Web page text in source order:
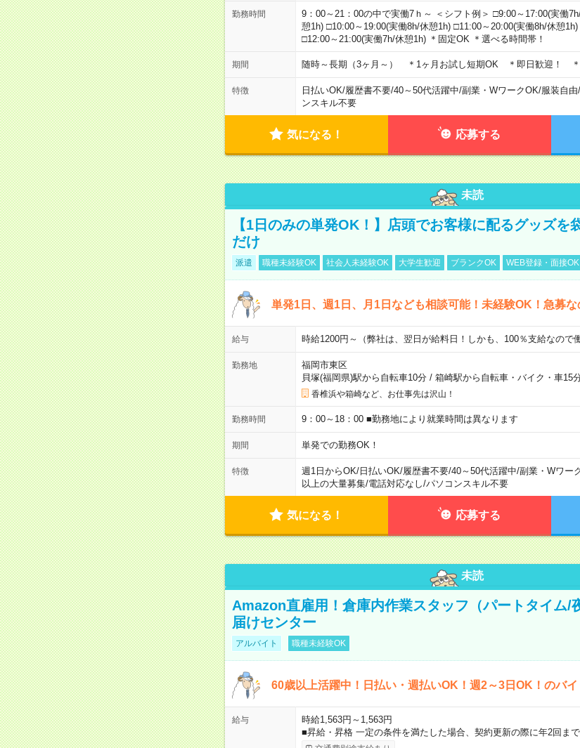
勤務時間
9：00～21：00の中で実働7ｈ～ ＜シフト例＞ □9:00～17:00(実働
憩1h) □10:00～19:00(実働8h/休憩1h) □11:00～20:00(実働8h/休憩
□12:00～21:00(実働7h/休憩1h) ＊固定OK ＊選べる時間帯！
期間 随時～長期（3ヶ月～） ＊1ヶ月お試し短期OK ＊即日歓迎！ ＊
特徴 日払いOK/履歴書不要/40～50代活躍中/副業・WワークOK/服装自由/
ンスキル不要
気になる！ 応募する
未読
【1日のみの単発OK！】店頭でお客様に配るグッズを
だけ
派遣 職種未経験OK 社会人未経験OK 大学生歓迎 ブランクOK WEB登録・面接OK
単発1日、週1日、月1日なども相談可能！未経験OK！急募な
給与 時給1200円～（弊社は、翌日が給料日！しかも、100％支給なので
勤務地
福岡市東区
貝塚(福岡県)駅から自転車10分/ 箱崎駅から自転車・バイク・車15
香椎浜や箱崎など、お仕事先は沢山！
勤務時間 9：00～18：00 ■勤務地により就業時間は異なります
期間 単発での勤務OK！
特徴 週1日からOK/日払いOK/履歴書不要/40～50代活躍中/副業・Wワー
以上の大量募集/電話対応なし/パソコンスキル不要
気になる！ 応募する
未読
Amazon直雇用！倉庫内作業スタッフ（パートタイム/
届けセンター
アルバイト 職種未経験OK
60歳以上活躍中！日払い・週払いOK！週2～3日OK！のバイ
給与
時給1,563円～1,563円
■昇給・昇格 一定の条件を満たした場合、契約更新の際に年2回ま